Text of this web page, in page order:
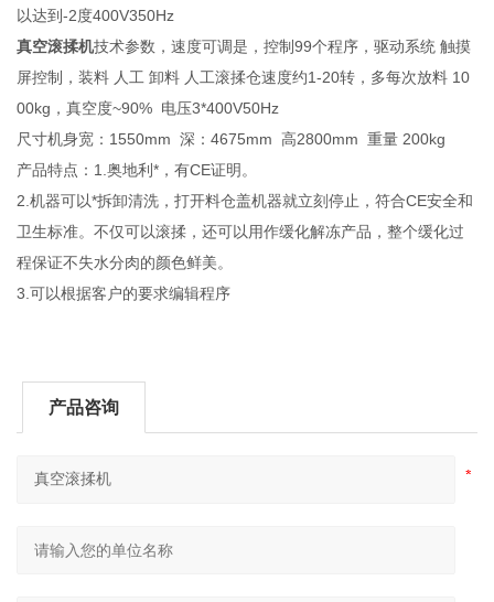
以达到-2度400V350Hz
真空滚揉机技术参数，速度可调是，控制99个程序，驱动系统 触摸
屏控制，装料 人工 卸料 人工滚揉仓速度约1-20转，多每次放料 10
00kg，真空度~90% 电压3*400V50Hz
尺寸机身宽：1550mm 深：4675mm 高2800mm 重量 200kg
产品特点：1.奥地利*，有CE证明。
2.机器可以*拆卸清洗，打开料仓盖机器就立刻停止，符合CE安全和
卫生标准。不仅可以滚揉，还可以用作缓化解冻产品，整个缓化过
程保证不失水分肉的颜色鲜美。
3.可以根据客户的要求编辑程序
产品咨询